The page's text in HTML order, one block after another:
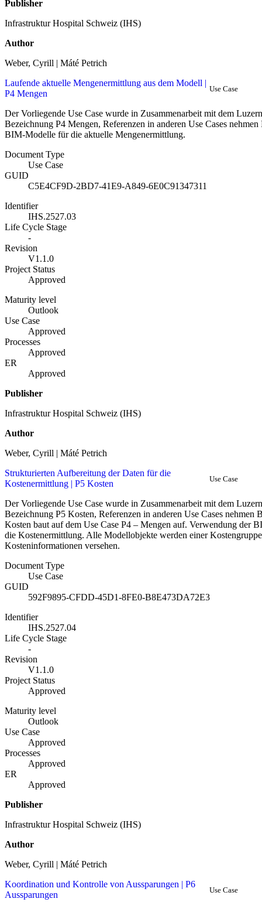
Publisher
Infrastruktur Hospital Schweiz (IHS)
Author
Weber, Cyrill | Máté Petrich
Laufende aktuelle Mengenermittlung aus dem Modell |
P4 Mengen
Use Case
Der Vorliegende Use Case wurde in Zusammenarbeit mit dem
Bezeichnung P4 Mengen, Referenzen in anderen Use Cases
BIM-Modelle für die aktuelle Mengenermittlung.
Document Type
Use Case
GUID
C5E4CF9D-2BD7-41E9-A849-6E0C91347311
Identifier
IHS.2527.03
Life Cycle Stage
-
Revision
V1.1.0
Project Status
Approved
Maturity level
Outlook
Use Case
Approved
Processes
Approved
ER
Approved
Publisher
Infrastruktur Hospital Schweiz (IHS)
Author
Weber, Cyrill | Máté Petrich
Strukturierten Aufbereitung der Daten für die
Kostenermittlung | P5 Kosten
Use Case
Der Vorliegende Use Case wurde in Zusammenarbeit mit dem
Bezeichnung P5 Kosten, Referenzen in anderen Use Cases
Kosten baut auf dem Use Case P4 – Mengen auf. Verwendung der
die Kostenermittlung. Alle Modellobjekte werden einer
Kosteninformationen versehen.
Document Type
Use Case
GUID
592F9895-CFDD-45D1-8FE0-B8E473DA72E3
Identifier
IHS.2527.04
Life Cycle Stage
-
Revision
V1.1.0
Project Status
Approved
Maturity level
Outlook
Use Case
Approved
Processes
Approved
ER
Approved
Publisher
Infrastruktur Hospital Schweiz (IHS)
Author
Weber, Cyrill | Máté Petrich
Koordination und Kontrolle von Aussparungen | P6
Aussparungen
Use Case